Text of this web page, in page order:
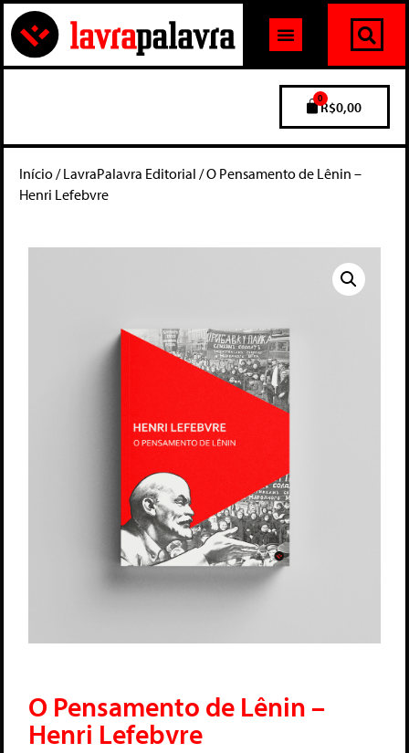
R$0,00
0
Início/LavraPalavra Editorial / O Pensamento de Lênin –
Henri Lefebvre
O Pensamento de Lênin –
Henri Lefebvre